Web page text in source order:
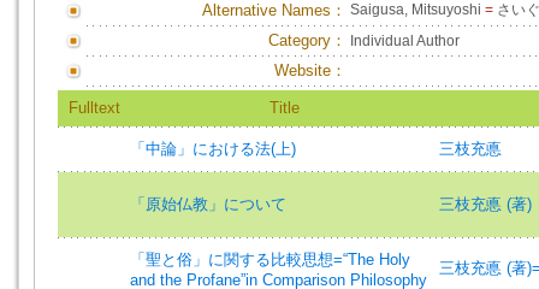
Alternative Names： Saigusa, Mitsuyoshi = さい
Category： Individual Author
Website：
Fulltext Title
「中論」における法(上) 三枝充悳
「原始仏教」について 三枝充悳 (著)
「聖と俗」に関する比較思想=“The Holy
and the Profane”in Comparison Philosophy
三枝充悳 (著